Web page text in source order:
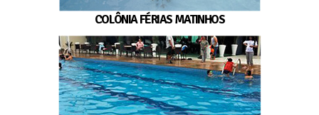
COLÔNIA FÉRIAS MATINHOS